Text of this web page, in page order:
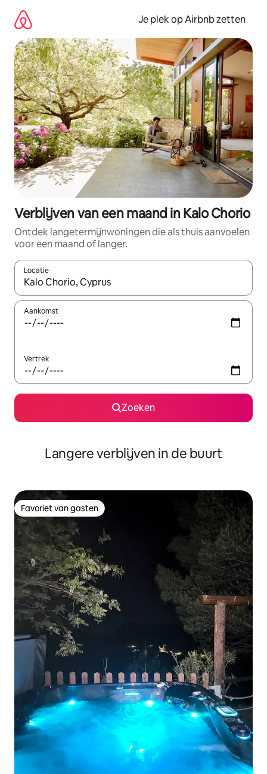
direct
naar
inhoud
Je plek op Airbnb zetten
Verblijven van een maand in Kalo Chorio
Ontdek langetermijnwoningen die als thuis aanvoelen
voor een maand of langer.
Locatie
Wanneer er resultaten beschikbaar zijn, maak je een keuze
Aankomst
Vertrek
Zoeken
Langere verblijven in de buurt
Favoriet van gasten
Favoriet van gasten